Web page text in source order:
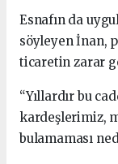
Esnafın da
söyleyen İnan,
ticaretin zarar
“Yıllardır bu
kardeşlerimiz,
bulamaması